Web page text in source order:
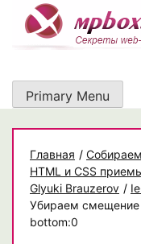
content
Primary Menu
Главная /
HTML и CSS
Glyuki Brauzerov /
Убираем смещение
bottom:0